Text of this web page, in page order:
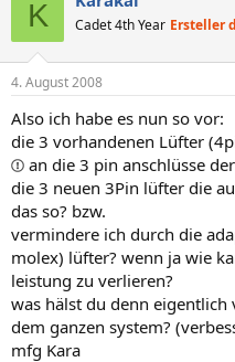
K Cadet 4th Year Ersteller
4. August 2008
Also ich habe es nun so vor:
die 3 vorhandenen Lüfter
an die 3 pin anschlüsse
die 3 neuen 3Pin lüfter die
das so? bzw.
vermindere ich durch die
molex) lüfter? wenn ja wie
leistung zu verlieren?
was hälst du denn
dem ganzen system?
mfg Kara